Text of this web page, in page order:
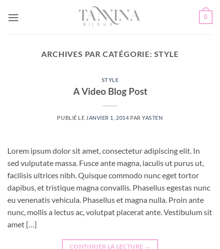
0
ARCHIVES PAR CATÉGORIE: STYLE
STYLE
A Video Blog Post
PUBLIÉ LE JANVIER 1, 2014 PARYASTEN
Lorem ipsum dolor sit amet, consectetur adipiscing elit. In
sed vulputate massa. Fusce ante magna, iaculis ut purus ut,
facilisis ultrices nibh. Quisque commodo nunc eget tortor
dapibus, et tristique magna convallis. Phasellus egestas nunc
eu venenatis vehicula. Phasellus et magna nulla. Proin ante
nunc, mollis a lectus ac, volutpat placerat ante. Vestibulum sit
amet […]
CONTINUER LA LECTURE →